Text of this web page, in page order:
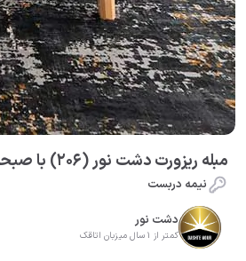
مبله ریزورت دشت نور (206) با صبحانه رایگان، در نور
نیمه دربست
دشت نور
کمتر از 1 سال میزبان اتاقک